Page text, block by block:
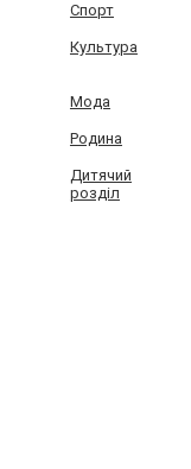
Спорт
Культура
Мода
Родина
Дитячий
розділ